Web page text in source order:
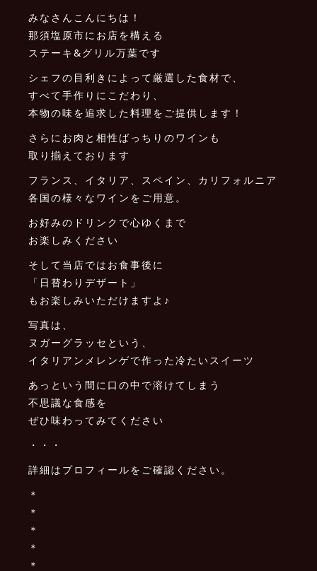
みなさんこんにちは！
那須塩原市にお店を構える
ステーキ&グリル万葉です
シェフの目利きによって厳選した食材で、
すべて手作りにこだわり、
本物の味を追求した料理をご提供します！
さらにお肉と相性ばっちりのワインも
取り揃えております
フランス、イタリア、スペイン、カリフォルニア
各国の様々なワインをご用意。
お好みのドリンクで心ゆくまで
お楽しみください
そして当店ではお食事後に
「日替わりデザート」
もお楽しみいただけますよ♪
写真は、
ヌガーグラッセという、
イタリアンメレンゲで作った冷たいスイーツ
あっという間に口の中で溶けてしまう
不思議な食感を
ぜひ味わってみてください
・・・
詳細はプロフィールをご確認ください。
＊
＊
＊
＊
＊